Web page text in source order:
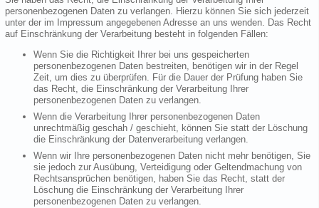
personenbezogenen Daten zu verlangen. Hierzu können Sie sich jederzeit
unter der im Impressum angegebenen Adresse an uns wenden. Das Recht
auf Einschränkung der Verarbeitung besteht in folgenden Fällen:
Wenn Sie die Richtigkeit Ihrer bei uns gespeicherten
personenbezogenen Daten bestreiten, benötigen wir in der Regel
Zeit, um dies zu überprüfen. Für die Dauer der Prüfung haben Sie
das Recht, die Einschränkung der Verarbeitung Ihrer
personenbezogenen Daten zu verlangen.
Wenn die Verarbeitung Ihrer personenbezogenen Daten
unrechtmäßig geschah / geschieht, können Sie statt der Löschung
die Einschränkung der Datenverarbeitung verlangen.
Wenn wir Ihre personenbezogenen Daten nicht mehr benötigen, Sie
sie jedoch zur Ausübung, Verteidigung oder Geltendmachung von
Rechtsansprüchen benötigen, haben Sie das Recht, statt der
Löschung die Einschränkung der Verarbeitung Ihrer
personenbezogenen Daten zu verlangen.